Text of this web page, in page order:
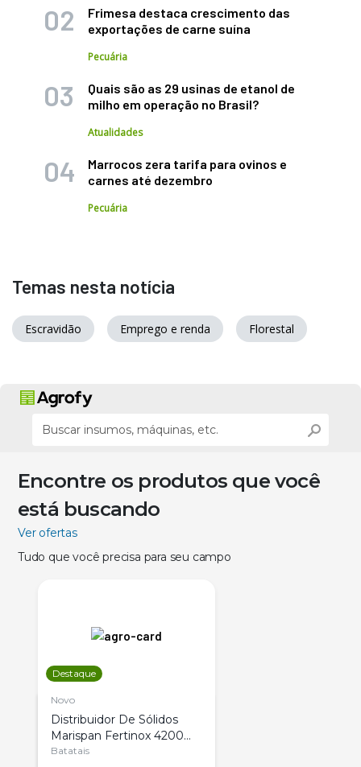
Frimesa destaca crescimento das
exportações de carne suína
Pecuária
Quais são as 29 usinas de etanol de
milho em operação no Brasil?
Atualidades
Marrocos zera tarifa para ovinos e
carnes até dezembro
Pecuária
Temas nesta notícia
Escravidão Emprego e renda Florestal
Encontre os produtos que você
está buscando
Ver ofertas
Tudo que você precisa para seu campo
Destaque
Novo
Distribuidor De Sólidos
Marispan Fertinox 4200
Citrus
Batatais